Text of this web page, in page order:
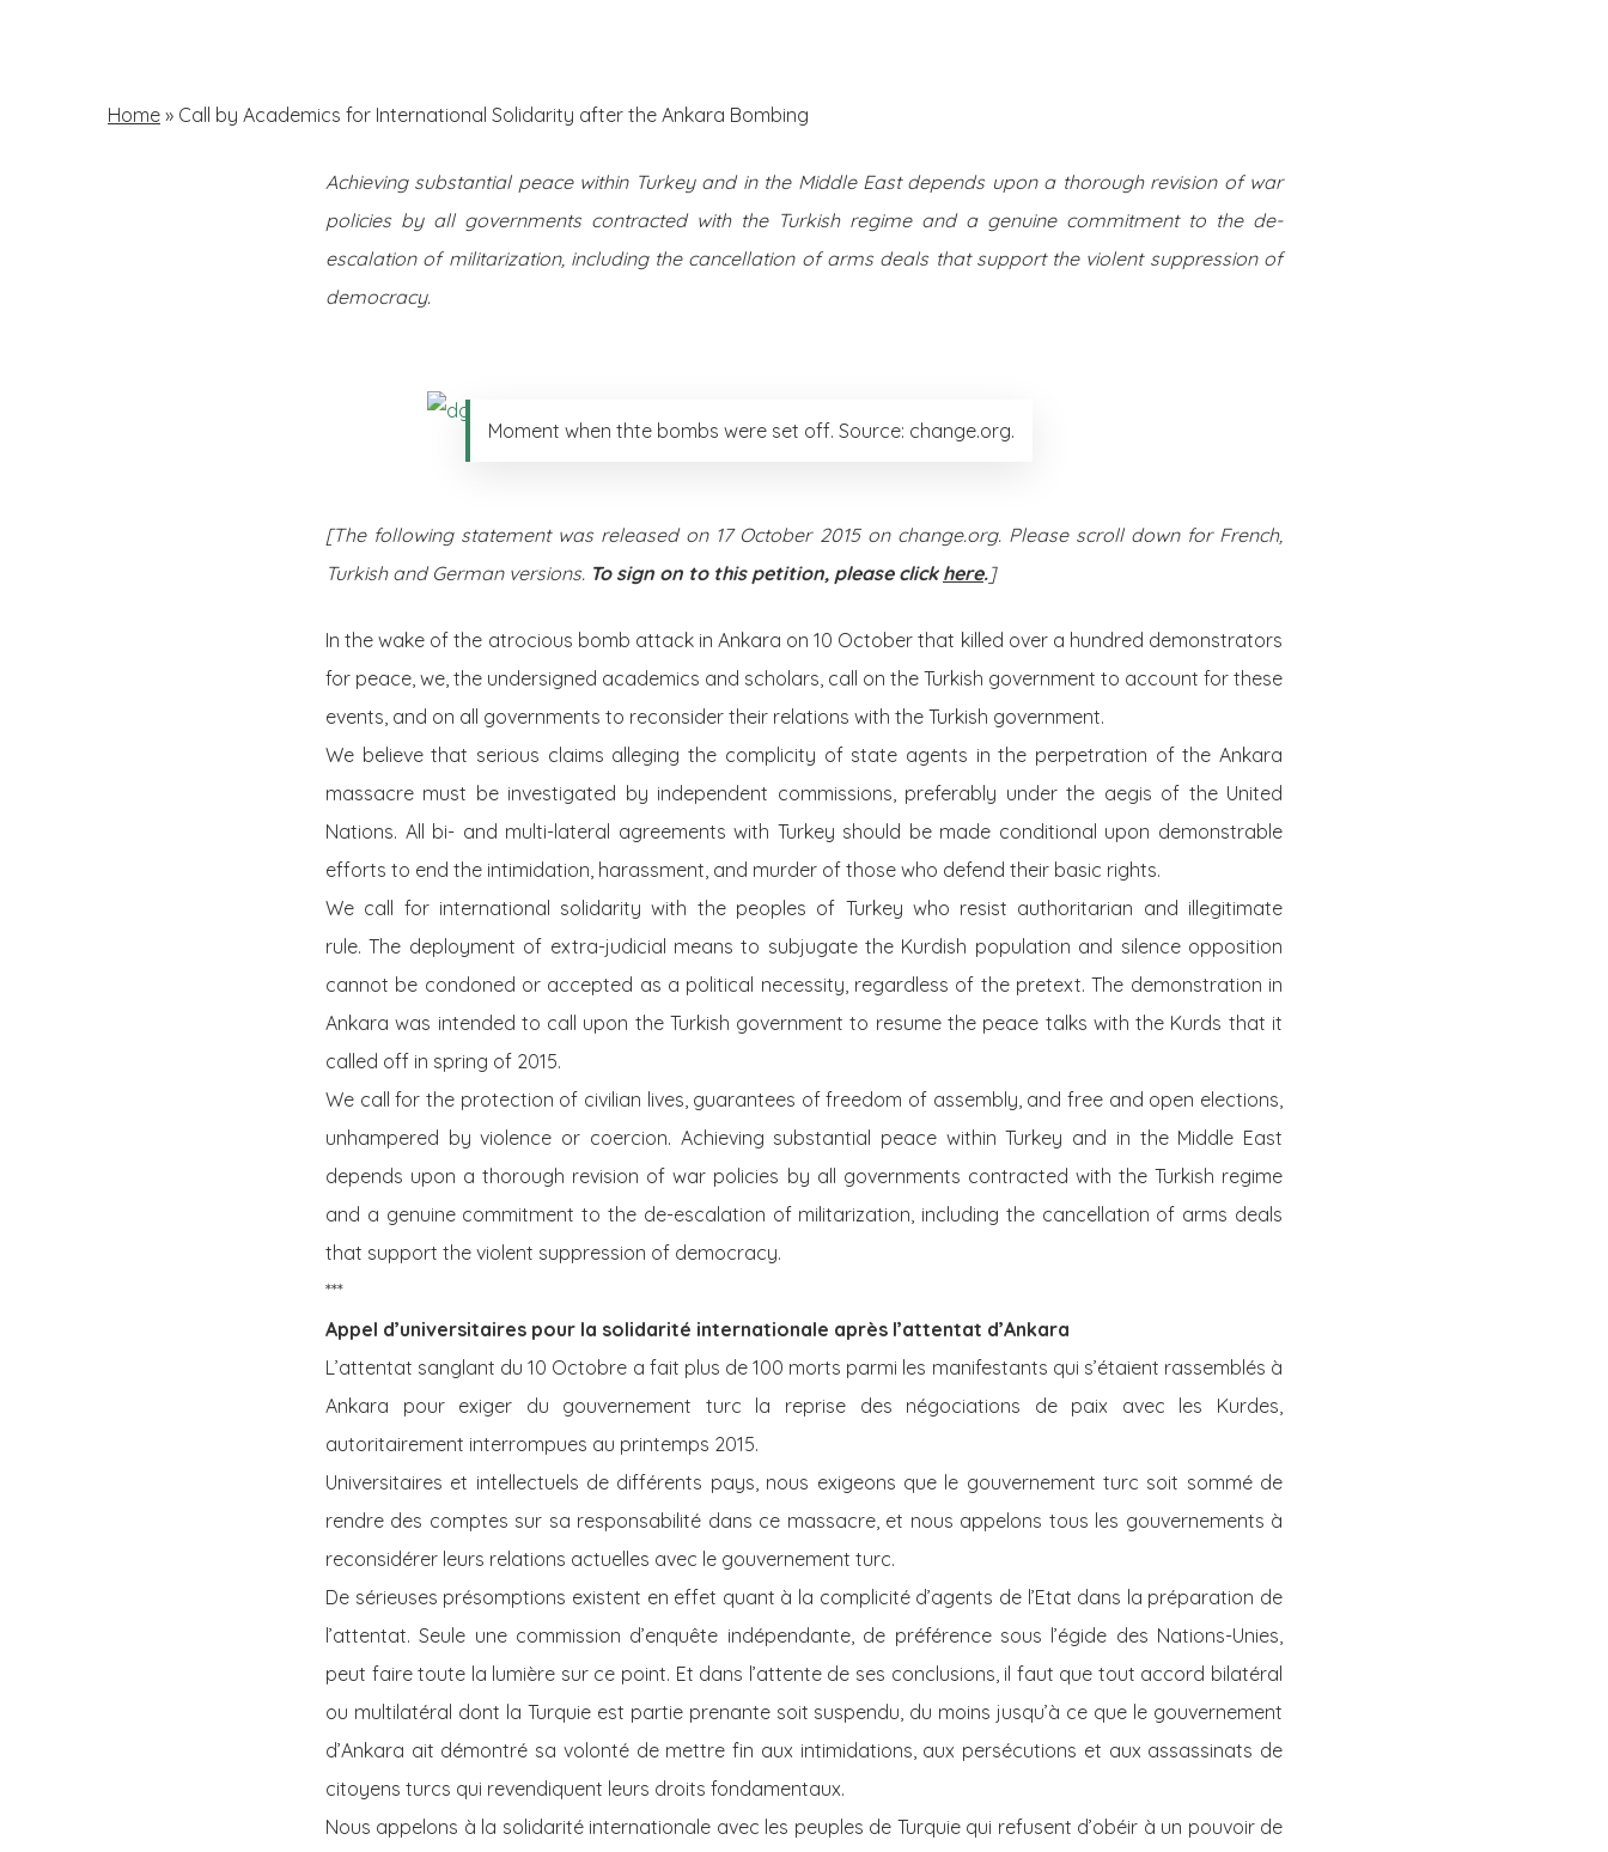
Hit enter to search or ESC to close
Home » Call by Academics for International Solidarity after the Ankara Bombing
Achieving substantial peace within Turkey and in the Middle East depends upon a thorough revision of war
policies by all governments contracted with the Turkish regime and a genuine commitment to the de-
escalation of militarization, including the cancellation of arms deals that support the violent suppression of
democracy.
Moment when thte bombs were set off. Source: change.org.
[The following statement was released on 17 October 2015 on change.org. Please scroll down for French,
Turkish and German versions. To sign on to this petition, please click here.]
In the wake of the atrocious bomb attack in Ankara on 10 October that killed over a hundred demonstrators
for peace, we, the undersigned academics and scholars, call on the Turkish government to account for these
events, and on all governments to reconsider their relations with the Turkish government.
We believe that serious claims alleging the complicity of state agents in the perpetration of the Ankara
massacre must be investigated by independent commissions, preferably under the aegis of the United
Nations. All bi- and multi-lateral agreements with Turkey should be made conditional upon demonstrable
efforts to end the intimidation, harassment, and murder of those who defend their basic rights.
We call for international solidarity with the peoples of Turkey who resist authoritarian and illegitimate
rule. The deployment of extra-judicial means to subjugate the Kurdish population and silence opposition
cannot be condoned or accepted as a political necessity, regardless of the pretext. The demonstration in
Ankara was intended to call upon the Turkish government to resume the peace talks with the Kurds that it
called off in spring of 2015.
We call for the protection of civilian lives, guarantees of freedom of assembly, and free and open elections,
unhampered by violence or coercion. Achieving substantial peace within Turkey and in the Middle East
depends upon a thorough revision of war policies by all governments contracted with the Turkish regime
and a genuine commitment to the de-escalation of militarization, including the cancellation of arms deals
that support the violent suppression of democracy.
***
Appel d’universitaires pour la solidarité internationale après l’attentat d’Ankara
L’attentat sanglant du 10 Octobre a fait plus de 100 morts parmi les manifestants qui s’étaient rassemblés à
Ankara pour exiger du gouvernement turc la reprise des négociations de paix avec les Kurdes,
autoritairement interrompues au printemps 2015.
Universitaires et intellectuels de différents pays, nous exigeons que le gouvernement turc soit sommé de
rendre des comptes sur sa responsabilité dans ce massacre, et nous appelons tous les gouvernements à
reconsidérer leurs relations actuelles avec le gouvernement turc.
De sérieuses présomptions existent en effet quant à la complicité d’agents de l’Etat dans la préparation de
l’attentat. Seule une commission d’enquête indépendante, de préférence sous l’égide des Nations-Unies,
peut faire toute la lumière sur ce point. Et dans l’attente de ses conclusions, il faut que tout accord bilatéral
ou multilatéral dont la Turquie est partie prenante soit suspendu, du moins jusqu’à ce que le gouvernement
d’Ankara ait démontré sa volonté de mettre fin aux intimidations, aux persécutions et aux assassinats de
citoyens turcs qui revendiquent leurs droits fondamentaux.
Nous appelons à la solidarité internationale avec les peuples de Turquie qui refusent d’obéir à un pouvoir de